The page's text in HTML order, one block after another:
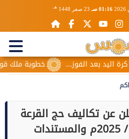
01:16 صـ 23 صفر 1448 هـ
خطوبة ملك قورة الفوز...
عن تكاليف حج القرعة
لعام 1446هـ / 2025م والمستندات